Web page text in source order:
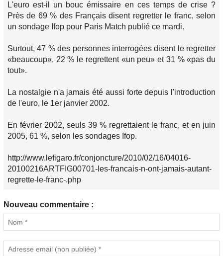
L'euro est-il un bouc émissaire en ces temps de crise ?
Près de 69 % des Français disent regretter le franc, selon
un sondage Ifop pour Paris Match publié ce mardi.
Surtout, 47 % des personnes interrogées disent le regretter
«beaucoup», 22 % le regrettent «un peu» et 31 % «pas du
tout».
La nostalgie n'a jamais été aussi forte depuis l'introduction
de l'euro, le 1er janvier 2002.
En février 2002, seuls 39 % regrettaient le franc, et en juin
2005, 61 %, selon les sondages Ifop.
http://www.lefigaro.fr/conjoncture/2010/02/16/04016-
20100216ARTFIG00701-les-francais-n-ont-jamais-autant-
regrette-le-franc-.php
Nouveau commentaire :